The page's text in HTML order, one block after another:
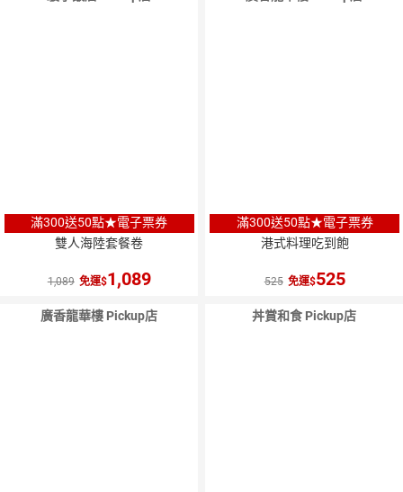
滿300送50點★電子票券
雙人海陸套餐卷
1,089 免運 1,089
滿300送50點★電子票券
港式料理吃到飽
525 免運 525
廣香龍華樓 Pickup店 丼賞和食 Pickup店